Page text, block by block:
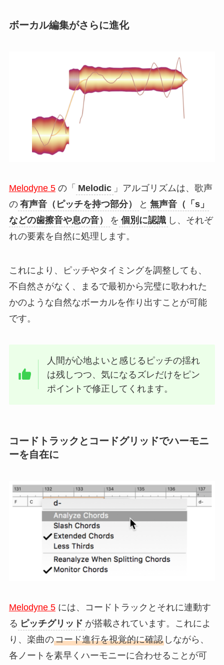
ボーカル編集がさらに進化
Melodyne 5の「 Melodic 」アルゴリズムは、歌声
の 有声音（ピッチを持つ部分） と 無声音（「s」
などの歯擦音や息の音）
を 個別に認識 し、それぞ
れの要素を自然に処理します。
これにより、ピッチやタイミングを調整しても、
不自然さがなく、まるで最初から完璧に歌われた
かのような自然なボーカルを作り出すことが可能
です。
人間が心地よいと感じるピッチの揺れ
は残しつつ、気になるズレだけをピン
ポイントで修正してくれます。
コードトラックとコードグリッドでハーモニ
ーを自在に
Melodyne 5には、コードトラックとそれに連動す
る ピッチグリッド が搭載されています。これによ
り、楽曲のコード進行を視覚的に確認しながら、
各ノートを素早くハーモニーに合わせることが可